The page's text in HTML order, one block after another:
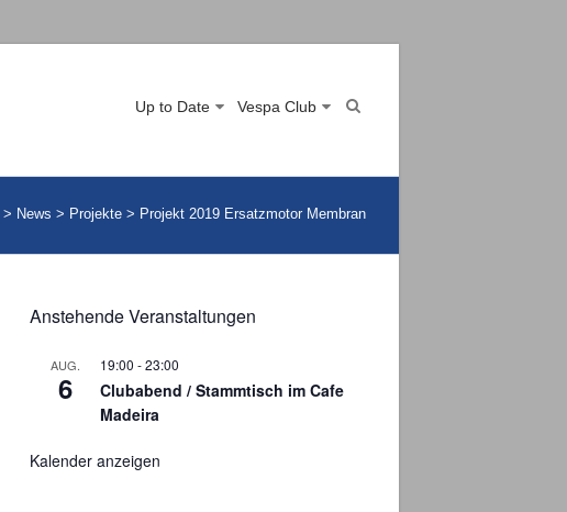
Up to Date Vespa Club
> News > Projekte > Projekt 2019 Ersatzmotor Membran
Anstehende Veranstaltungen
AUG.
6
19:00 -23:00
Clubabend / Stammtisch im Cafe
Madeira
Kalender anzeigen